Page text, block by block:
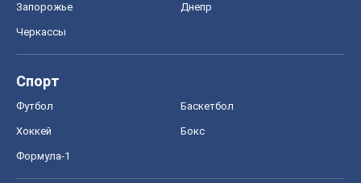
Запорожье Днепр
Черкассы
Спорт
Футбол Баскетбол
Хоккей Бокс
Формула-1